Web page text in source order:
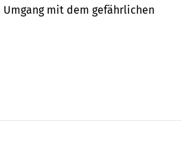
Um­gang mit dem ge­fähr­lichen